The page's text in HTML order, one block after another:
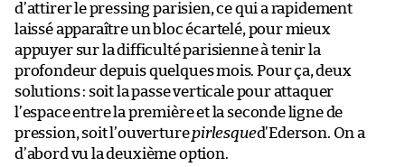
d’attirer le pressing parisien, ce qui a rapidement
laissé apparaître un bloc écartelé, pour mieux
appuyer sur la difficulté parisienne à tenir la
profondeur depuis quelques mois. Pour ça, deux
solutions : soit la passe verticale pour attaquer
l’espace entre la première et la seconde ligne de
pression, soit l’ouverturepirlesqued’Ederson. On a
d’abord vu la deuxième option.